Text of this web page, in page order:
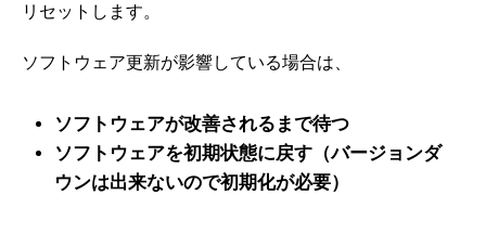
リセットします。
ソフトウェア更新が影響している場合は、
ソフトウェアが改善されるまで待つ
ソフトウェアを初期状態に戻す（バージョンダ
ウンは出来ないので初期化が必要）